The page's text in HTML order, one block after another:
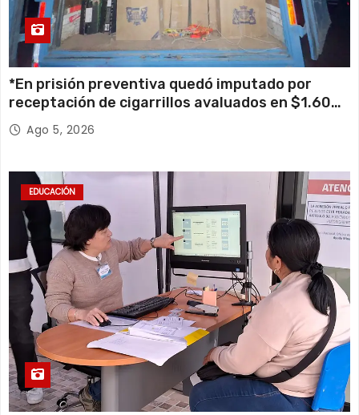
*En prisión preventiva quedó imputado por
receptación de cigarrillos avaluados en $1.600
millones*
Ago 5, 2026
EDUCACIÓN